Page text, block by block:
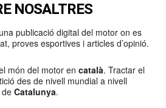
NOSALTRES
publicació digital del motor on es
proves esportives i articles d’opinió.
món del motor en català. Tractar el
des de nivell mundial a nivell
de Catalunya.